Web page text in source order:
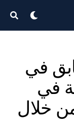
في
في
خلال